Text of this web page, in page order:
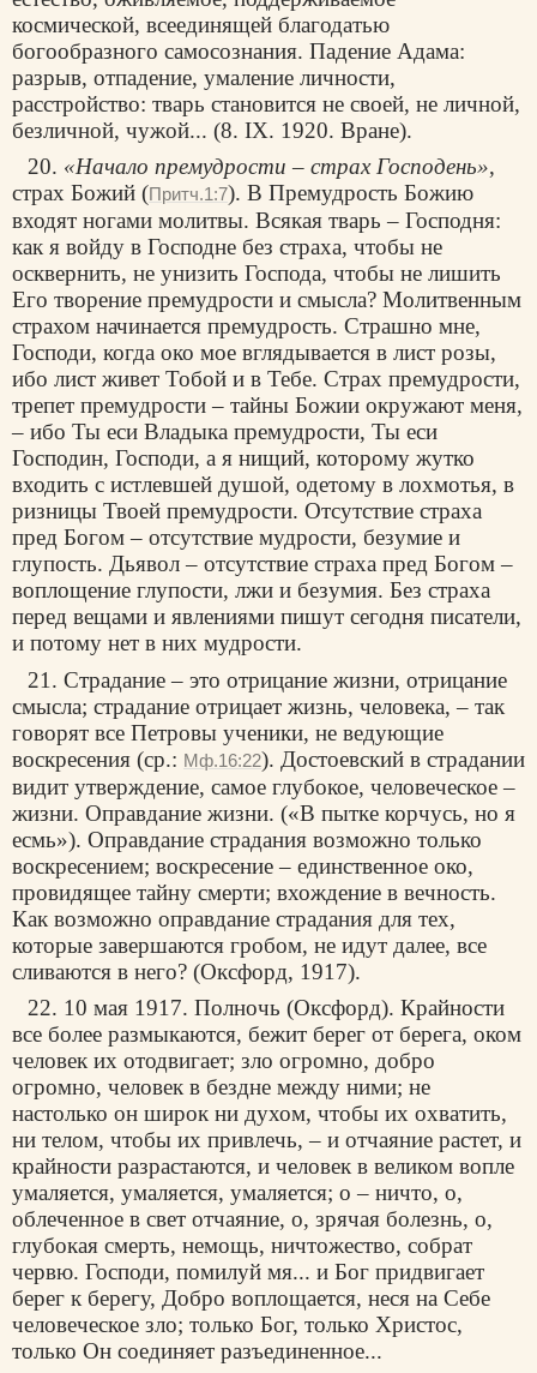
космической, всеединящей благодатью
богообразного самосознания. Падение Адама:
разрыв, отпадение, умаление личности,
расстройство: тварь становится не своей, не личной,
безличной, чужой... (8. IX. 1920. Вране).
20. «Начало премудрости – страх Господень»,
страх Божий (Притч.1:7). В Премудрость Божию
входят ногами молитвы. Всякая тварь – Господня:
как я войду в Господне без страха, чтобы не
осквернить, не унизить Господа, чтобы не лишить
Его творение премудрости и смысла? Молитвенным
страхом начинается премудрость. Страшно мне,
Господи, когда око мое вглядывается в лист розы,
ибо лист живет Тобой и в Тебе. Страх премудрости,
трепет премудрости – тайны Божии окружают меня,
– ибо Ты еси Владыка премудрости, Ты еси
Господин, Господи, а я нищий, которому жутко
входить с истлевшей душой, одетому в лохмотья, в
ризницы Твоей премудрости. Отсутствие страха
пред Богом – отсутствие мудрости, безумие и
глупость. Дьявол – отсутствие страха пред Богом –
воплощение глупости, лжи и безумия. Без страха
перед вещами и явлениями пишут сегодня писатели,
и потому нет в них мудрости.
21. Страдание – это отрицание жизни, отрицание
смысла; страдание отрицает жизнь, человека, – так
говорят все Петровы ученики, не ведующие
воскресения (ср.: Мф.16:22). Достоевский в страдании
видит утверждение, самое глубокое, человеческое –
жизни. Оправдание жизни. («В пытке корчусь, но я
есмь»). Оправдание страдания возможно только
воскресением; воскресение – единственное око,
провидящее тайну смерти; вхождение в вечность.
Как возможно оправдание страдания для тех,
которые завершаются гробом, не идут далее, все
сливаются в него? (Оксфорд, 1917).
22. 10 мая 1917. Полночь (Оксфорд). Крайности
все более размыкаются, бежит берег от берега, оком
человек их отодвигает; зло огромно, добро
огромно, человек в бездне между ними; не
настолько он широк ни духом, чтобы их охватить,
ни телом, чтобы их привлечь, – и отчаяние растет, и
крайности разрастаются, и человек в великом вопле
умаляется, умаляется, умаляется; о – ничто, о,
облеченное в свет отчаяние, о, зрячая болезнь, о,
глубокая смерть, немощь, ничтожество, собрат
червю. Господи, помилуй мя... и Бог придвигает
берег к берегу, Добро воплощается, неся на Себе
человеческое зло; только Бог, только Христос,
только Он соединяет разъединенное...